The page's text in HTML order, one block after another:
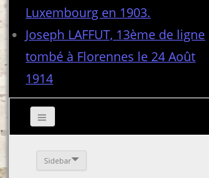
Luxembourg en 1903.
Joseph LAFFUT, 13ème de ligne
tombé à Florennes le 24 Août
1914
Sidebar